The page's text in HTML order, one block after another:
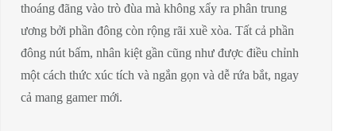
thoáng đãng vào trò đùa mà không xẩy ra phân trung
ương bởi phần đông còn rộng rãi xuề xòa. Tất cả phần
đông nút bấm, nhân kiệt gần cũng như được điều chỉnh
một cách thức xúc tích và ngắn gọn và dễ rứa bắt, ngay
cả mang gamer mới.